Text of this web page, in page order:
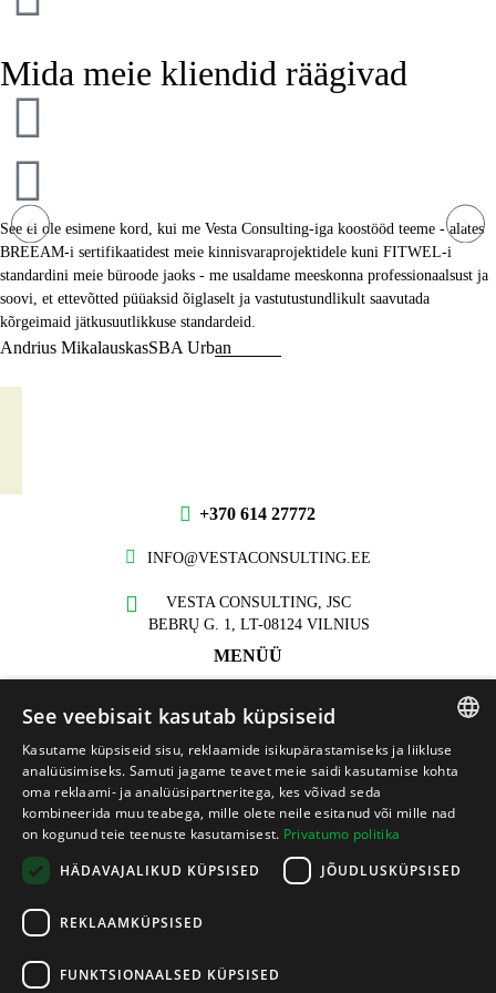
Mida meie kliendid räägivad
See ei ole esimene kord, kui me Vesta Consulting-iga koostööd teeme - alates
BREEAM-i sertifikaatidest meie kinnisvaraprojektidele kuni FITWEL-i
standardini meie büroode jaoks - me usaldame meeskonna professionaalsust ja
soovi, et ettevõtted püüaksid õiglaselt ja vastutustundlikult saavutada
kõrgeimaid jätkusuutlikkuse standardeid.
Andrius MikalauskasSBA Urban
+370 614 27772
INFO@VESTACONSULTING.EE
VESTA CONSULTING, JSC
BEBRŲ G. 1, LT-08124 VILNIUS
MENÜÜ
Teenused
Projektid
Kontakt
TEAVE
Privaatsuspoliitika
Küpsistega seotud eeskirjad
LITHUANIAN
ENGLISH
ESTONIAN
See veebisait kasutab küpsiseid
Kasutame küpsiseid sisu, reklaamide isikupärastamiseks ja liikluse
analüüsimiseks. Samuti jagame teavet meie saidi kasutamise kohta
oma reklaami- ja analüüsipartneritega, kes võivad seda
kombineerida muu teabega, mille olete neile esitanud või mille nad
on kogunud teie teenuste kasutamisest. Privatumo politika
HÄDAVAJALIKUD KÜPSISED
JÕUDLUSKÜPSISED
REKLAAMKÜPSISED
FUNKTSIONAALSED KÜPSISED